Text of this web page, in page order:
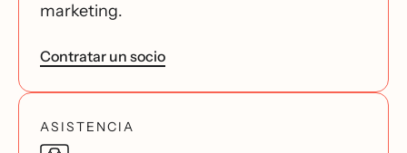
marketing.
Contratar un socio
ASISTENCIA